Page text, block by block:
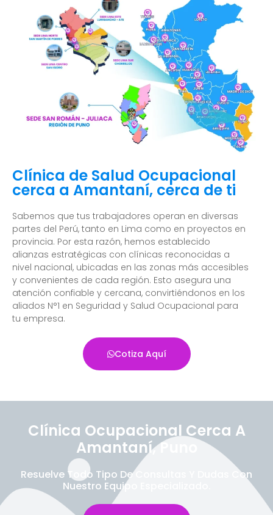
Clínica de Salud Ocupacional
cerca a Amantaní, cerca de ti
Sabemos que tus trabajadores operan en diversas
partes del Perú, tanto en Lima como en proyectos en
provincia. Por esta razón, hemos establecido
alianzas estratégicas con clínicas reconocidas a
nivel nacional, ubicadas en las zonas más accesibles
y convenientes de cada región. Esto asegura una
atención confiable y cercana, convirtiéndonos en los
aliados N°1 en Seguridad y Salud Ocupacional para
tu empresa.
Cotiza Aquí
Clínica Ocupacional Cerca A
Amantaní, Puno
Resuelve Todo Tipo De Consultas Y Dudas Con
Nuestro Equipo Especializado.